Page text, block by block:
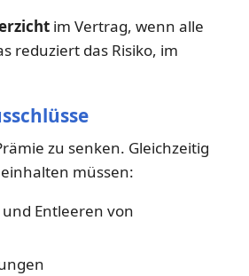
im Vertrag, wenn alle
reduziert das Risiko, im
zu senken. Gleichzeitig
müssen:
Entleeren von